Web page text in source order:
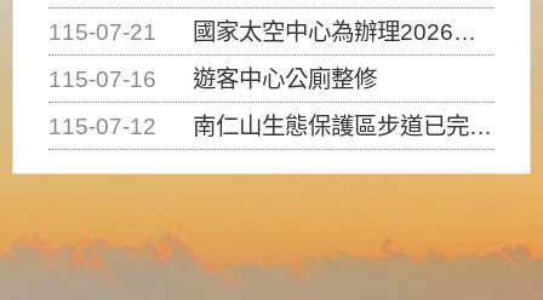
115-07-21
國家太空中心為辦理2026台灣盃火箭競賽，陸、海、空域警戒及協調相關事宜，因颱風備案事宜
115-07-16
遊客中心公廁整修
115-07-12
南仁山生態保護區步道已完成修復，自115年7月13日（星期一）起恢復開放入園，歡迎民眾依規定申請入園....